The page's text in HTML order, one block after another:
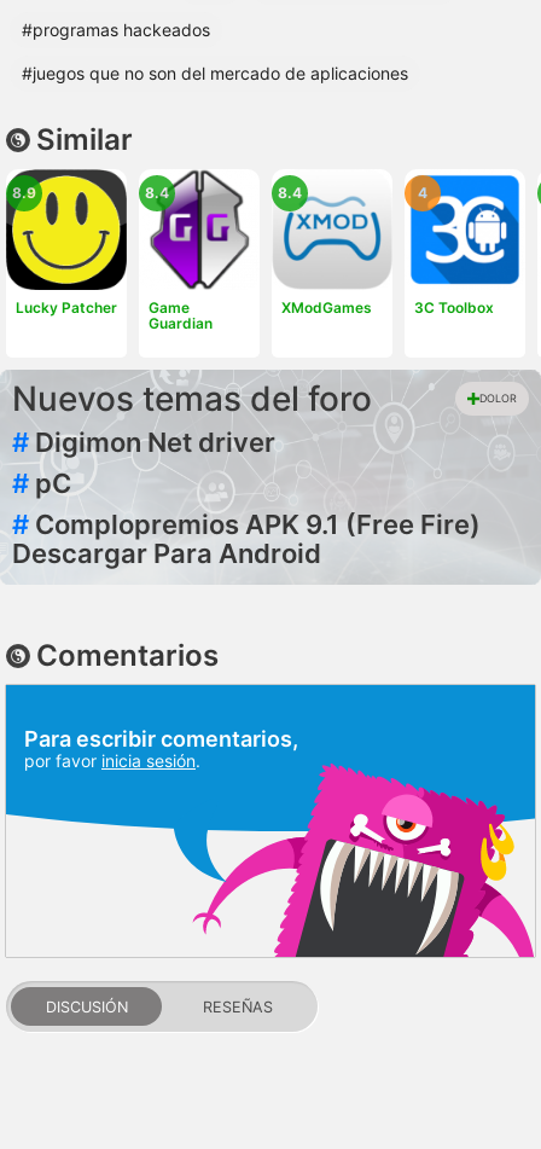
#programas hackeados
#juegos que no son del mercado de aplicaciones
Similar
Lucky Patcher
8.9
Game
Guardian
8.4
XModGames
8.4
3C Toolbox
4
Nuevos temas del foro DOLOR
# Digimon Net driver
# pC
# Complopremios APK 9.1 (Free Fire)
Descargar Para Android
Comentarios
Para escribir comentarios,
por favor inicia sesión.
DISCUSIÓN RESEÑAS